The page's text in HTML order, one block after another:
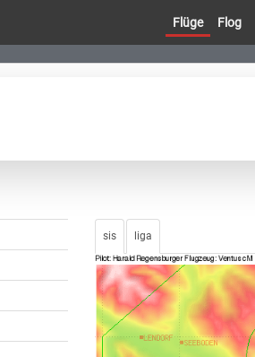
Flüge Flog
sis liga